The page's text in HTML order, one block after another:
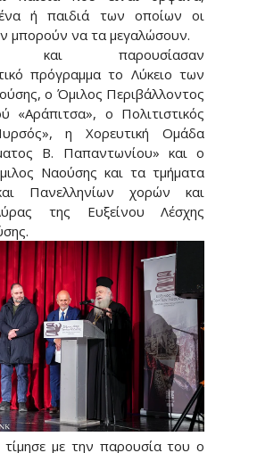
ή παιδιά των οποίων οι
μπορούν να τα μεγαλώσουν.
και παρουσίασαν
πρόγραμμα το Λύκειο των
ο Όμιλος Περιβάλλοντος
«Αράπιτσα», ο Πολιτιστικός
η Χορευτική Ομάδα
Β. Παπαντωνίου» και ο
Ναούσης και τα τμήματα
Πανελληνίων χορών και
της Ευξείνου Λέσχης
με την παρουσία του ο